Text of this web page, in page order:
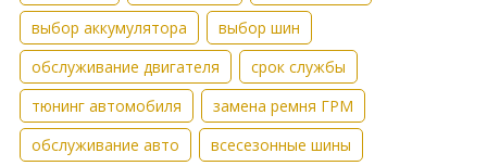
выбор аккумулятора
выбор шин
обслуживание двигателя
срок службы
тюнинг автомобиля
замена ремня ГРМ
обслуживание авто
всесезонные шины